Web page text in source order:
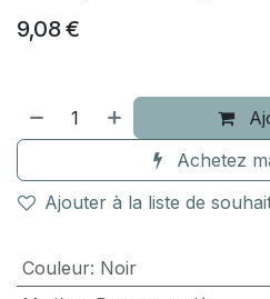
9,08€
Achetez
Ajouter à la liste de
Couleur: Noir